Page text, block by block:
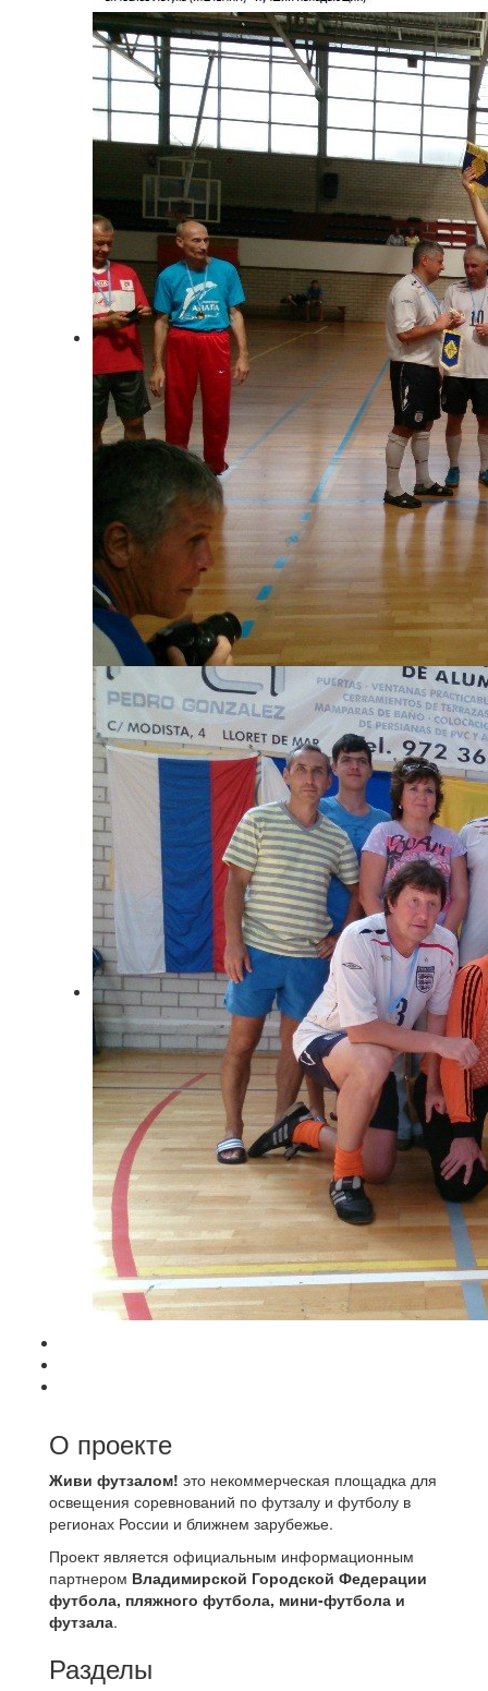
О проекте
Живи футзалом! это некоммерческая площадка для
освещения соревнований по футзалу и футболу в
регионах России и ближнем зарубежье.
Проект является официальным информационным
партнером Владимирской Городской Федерации
футбола, пляжного футбола, мини-футбола и
футзала.
Разделы